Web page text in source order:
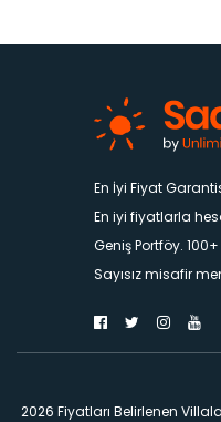
En İyi Fiyat
En iyi fiyatlarla
Geniş Portföy.
Sayısız misafir
2026 Fiyatları Belirlenen